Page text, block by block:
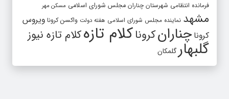
فرمانده انتظامی شهرستان چناران مجلس شورای اسلامی مسکن مهر
مشهد نماینده مجلس شورای اسلامی هفته دولت واکسن کرونا ویروس
کرونا چنارانکروناکلام تازهکلام تازه نیوز
گلبهارگلمکان